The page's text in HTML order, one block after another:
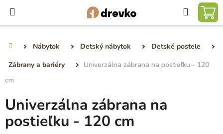
obsah
Hľadať
Nábytok Detský nábytok
Detské postele
Zábrany a bariéry
Univerzálna zábrana na postieľku - 120
cm
Univerzálna zábrana na
postieľku - 120 cm